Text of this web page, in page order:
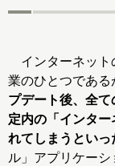
インターネット
業のひとつである
プデート後、全
定内の「インタ
れてしまうといっ
ル」アプリケー